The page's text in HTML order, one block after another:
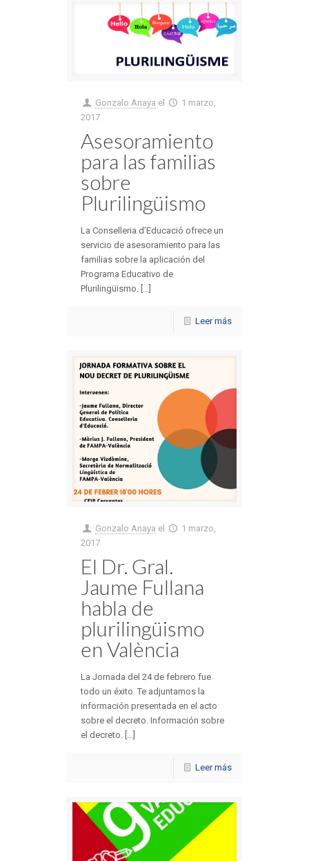
Gonzalo Anaya el
1 marzo,
2017
Asesoramiento
para las familias
sobre
Plurilingüismo
La Conselleria d’Educació ofrece un
servicio de asesoramiento para las
familias sobre la aplicación del
Programa Educativo de
Plurilingüismo. [...]
Leer más
Gonzalo Anaya el
1 marzo,
2017
El Dr. Gral.
Jaume Fullana
habla de
plurilingüismo
en València
La Jornada del 24 de febrero fue
todo un éxito. Te adjuntamos la
información presentada en el acto
sobre el decreto. Información sobre
el decreto. [...]
Leer más